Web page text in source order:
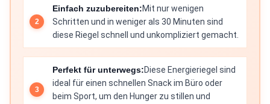
Einfach zuzubereiten:Mit nur wenigen
Schritten und in weniger als 30 Minuten sind
diese Riegel schnell und unkompliziert gemacht.
Perfekt für unterwegs:Diese Energieriegel sind
ideal für einen schnellen Snack im Büro oder
beim Sport, um den Hunger zu stillen und